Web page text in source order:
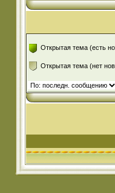
Открытая тема (есть
Открытая тема (нет